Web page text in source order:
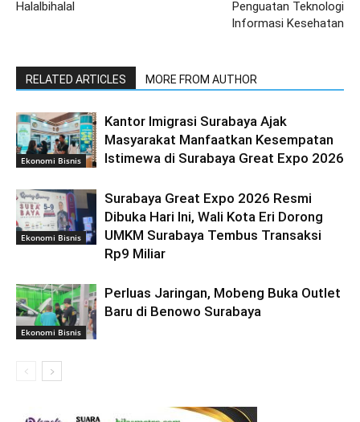
Halalbihalal
Penguatan Teknologi
Informasi Kesehatan
RELATED ARTICLES MORE FROM AUTHOR
Ekonomi Bisnis
Kantor Imigrasi Surabaya Ajak
Masyarakat Manfaatkan Kesempatan
Istimewa di Surabaya Great Expo 2026
Ekonomi Bisnis
Surabaya Great Expo 2026 Resmi
Dibuka Hari Ini, Wali Kota Eri Dorong
UMKM Surabaya Tembus Transaksi
Rp9 Miliar
Ekonomi Bisnis
Perluas Jaringan, Mobeng Buka Outlet
Baru di Benowo Surabaya